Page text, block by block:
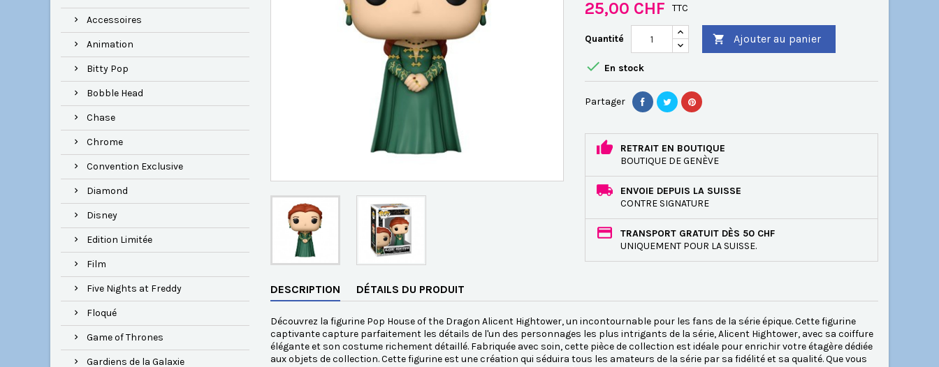
Accessoires
Animation
Bitty Pop
Bobble Head
Chase
Chrome
Convention Exclusive
Diamond
Disney
Edition Limitée
Film
Five Nights at Freddy
Floqué
Game of Thrones
Gardiens de la Galaxie
25,00 CHF TTC
Quantité  Ajouter au panier
 En stock
Partager
RETRAIT EN BOUTIQUE
BOUTIQUE DE GENÈVE
ENVOIE DEPUIS LA SUISSE
CONTRE SIGNATURE
TRANSPORT GRATUIT DÈS 50 CHF
UNIQUEMENT POUR LA SUISSE.
DESCRIPTION DÉTAILS DU PRODUIT
Découvrez la figurine Pop House of the Dragon Alicent Hightower, un incontournable pour les fans de la série épique. Cette figurine
captivante capture parfaitement les détails de l'un des personnages les plus intrigants de la série, Alicent Hightower, avec sa coiffure
élégante et son costume richement détaillé. Fabriquée avec soin, cette pièce de collection est idéale pour enrichir votre étagère dédiée
aux objets de collection. Cette figurine est une création qui séduira tous les amateurs de la série par sa fidélité et sa qualité. Que vous